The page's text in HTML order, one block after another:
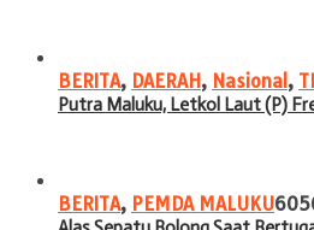
BERITA, DAERAH, Nasional ,
Putra Maluku, Letkol Laut (P)
BERITA, PEMDA MALUKU